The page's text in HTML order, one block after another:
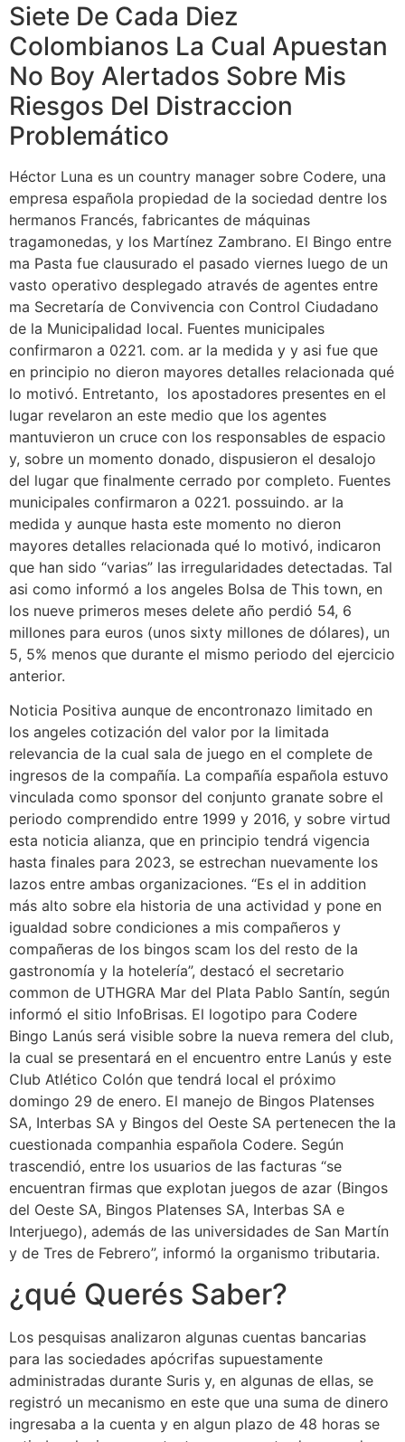
Siete De Cada Diez
Colombianos La Cual Apuestan
No Boy Alertados Sobre Mis
Riesgos Del Distraccion
Problemático
Héctor Luna es un country manager sobre Codere, una
empresa española propiedad de la sociedad dentre los
hermanos Francés, fabricantes de máquinas
tragamonedas, y los Martínez Zambrano. El Bingo entre
ma Pasta fue clausurado el pasado viernes luego de un
vasto operativo desplegado através de agentes entre
ma Secretaría de Convivencia con Control Ciudadano
de la Municipalidad local. Fuentes municipales
confirmaron a 0221. com. ar la medida y y asi fue que
en principio no dieron mayores detalles relacionada qué
lo motivó. Entretanto, los apostadores presentes en el
lugar revelaron an este medio que los agentes
mantuvieron un cruce con los responsables de espacio
y, sobre un momento donado, dispusieron el desalojo
del lugar que finalmente cerrado por completo. Fuentes
municipales confirmaron a 0221. possuindo. ar la
medida y aunque hasta este momento no dieron
mayores detalles relacionada qué lo motivó, indicaron
que han sido “varias” las irregularidades detectadas. Tal
asi como informó a los angeles Bolsa de This town, en
los nueve primeros meses delete año perdió 54, 6
millones para euros (unos sixty millones de dólares), un
5, 5% menos que durante el mismo periodo del ejercicio
anterior.
Noticia Positiva aunque de encontronazo limitado en
los angeles cotización del valor por la limitada
relevancia de la cual sala de juego en el complete de
ingresos de la compañía. La compañía española estuvo
vinculada como sponsor del conjunto granate sobre el
periodo comprendido entre 1999 y 2016, y sobre virtud
esta noticia alianza, que en principio tendrá vigencia
hasta finales para 2023, se estrechan nuevamente los
lazos entre ambas organizaciones. “Es el in addition
más alto sobre ela historia de una actividad y pone en
igualdad sobre condiciones a mis compañeros y
compañeras de los bingos scam los del resto de la
gastronomía y la hotelería”, destacó el secretario
common de UTHGRA Mar del Plata Pablo Santín, según
informó el sitio InfoBrisas. El logotipo para Codere
Bingo Lanús será visible sobre la nueva remera del club,
la cual se presentará en el encuentro entre Lanús y este
Club Atlético Colón que tendrá local el próximo
domingo 29 de enero. El manejo de Bingos Platenses
SA, Interbas SA y Bingos del Oeste SA pertenecen the la
cuestionada companhia española Codere. Según
trascendió, entre los usuarios de las facturas “se
encuentran firmas que explotan juegos de azar (Bingos
del Oeste SA, Bingos Platenses SA, Interbas SA e
Interjuego), además de las universidades de San Martín
y de Tres de Febrero”, informó la organismo tributaria.
¿qué Querés Saber?
Los pesquisas analizaron algunas cuentas bancarias
para las sociedades apócrifas supuestamente
administradas durante Suris y, en algunas de ellas, se
registró un mecanismo en este que una suma de dinero
ingresaba a la cuenta y en algun plazo de 48 horas se